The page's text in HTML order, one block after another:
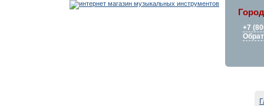
+7